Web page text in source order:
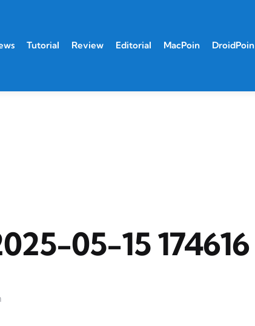
Tutorial Review Editorial MacPoin DroidPoin
05-15 174616